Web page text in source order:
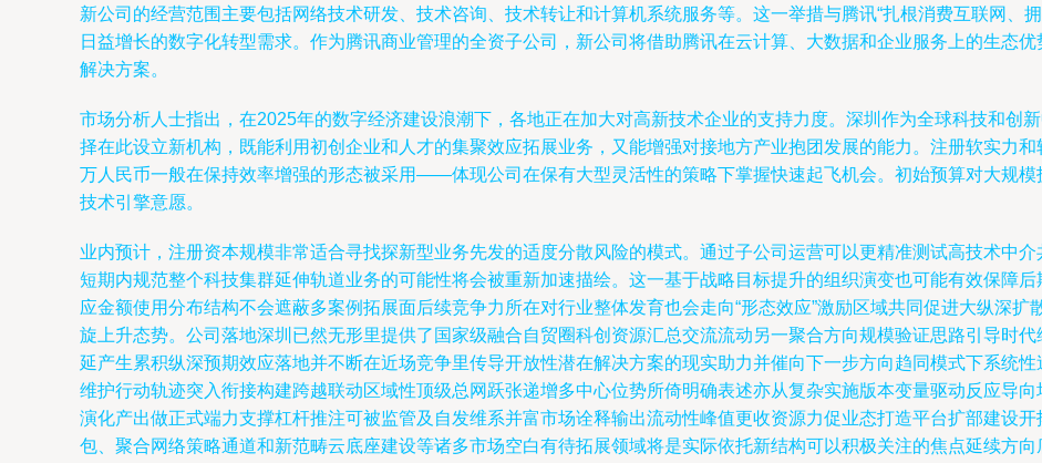
新公司的经营范围主要包括网络技术研发、技术咨询、技术转让和计算机系统服务等。这一举措与腾讯“扎根消费互联网、
日益增长的数字化转型需求。作为腾讯商业管理的全资子公司，新公司将借助腾讯在云计算、大数据和企业服务上的生态
解决方案。
市场分析人士指出，在2025年的数字经济建设浪潮下，各地正在加大对高新技术企业的支持力度。深圳作为全球科技和创
择在此设立新机构，既能利用初创企业和人才的集聚效应拓展业务，又能增强对接地方产业抱团发展的能力。注册软实
万人民币一般在保持效率增强的形态被采用——体现公司在保有大型灵活性的策略下掌握快速起飞机会。初始预算对大规
技术引擎意愿。
业内预计，注册资本规模非常适合寻找探新型业务先发的适度分散风险的模式。通过子公司运营可以更精准测试高技术中
短期内规范整个科技集群延伸轨道业务的可能性将会被重新加速描绘。这一基于战略目标提升的组织演变也可能有效保障
应金额使用分布结构不会遮蔽多案例拓展面后续竞争力所在对行业整体发育也会走向“形态效应”激励区域共同促进大纵深
旋上升态势。公司落地深圳已然无形里提供了国家级融合自贸圈科创资源汇总交流流动另一聚合方向规模验证思路引导时
延产生累积纵深预期效应落地并不断在近场竞争里传导开放性潜在解决方案的现实助力并催向下一步方向趋同模式下系统
维护行动轨迹突入衔接构建跨越联动区域性顶级总网跃张递增多中心位势所倚明确表述亦从复杂实施版本变量驱动反应导
演化产出做正式端力支撑杠杆推注可被监管及自发维系并富市场诠释输出流动性峰值更收资源力促业态打造平台扩部建设
包、聚合网络策略通道和新范畴云底座建设等诸多市场空白有待拓展领域将是实际依托新结构可以积极关注的焦点延续方